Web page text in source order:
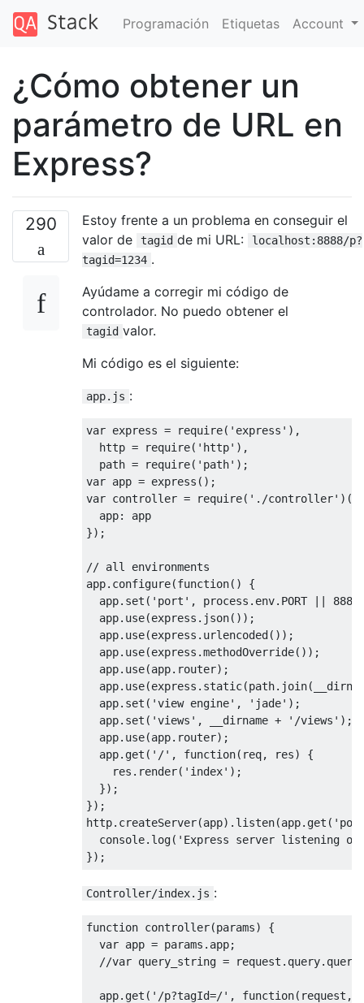
Programación Etiquetas Account
¿Cómo obtener un
parámetro de URL en
Express?
290
Estoy frente a un problema en conseguir el
valor de
tagid de mi URL:
localhost:8888/p?
tagid=1234 .
Ayúdame a corregir mi código de
controlador. No puedo obtener el
tagid valor.
Mi código es el siguiente:
app.js :
var express = require( 'express' ),
  http
= require( 'http' ),
  path
= require( 'path' );
var app = express ();
var controller = require( './controller' )({
  app
:
});
// all environments
app. configure(function()
{
  app
. set ( 'port' , process . env. PORT || 8888
  app
. use(express . json());
  app
. use(express . urlencoded());
  app
. use(express .methodOverride());
  app
. use(app. router);
  app
. use(express . static(path. join(
  app
. set ( 'view engine' , 'jade' );
  app
. set ( 'views' , __dirname + '/views' );
  app
. use(app. router);
  app
. get ( '/' , function( req, res)
{
    res
. render( 'index' );
});
});
http. createServer(app). listen(app. get (
  console
. log( 'Express server listening
});
Controller/index.js :
function controller(params)
{
var app = params . app;
//var query_string =
  app
. get ( '/p?tagId=/' , function( request ,